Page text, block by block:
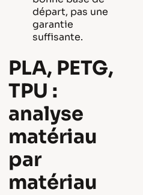
départ, pas une
garantie
suffisante.
PLA, PETG,
TPU :
analyse
matériau
par
matériau